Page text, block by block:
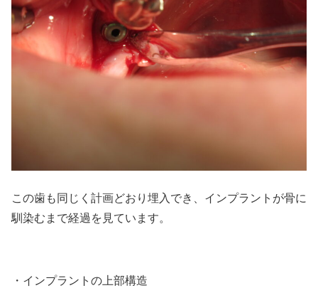
この歯も同じく計画どおり埋入でき、インプラントが骨に
馴染むまで経過を見ています。
・インプラントの上部構造